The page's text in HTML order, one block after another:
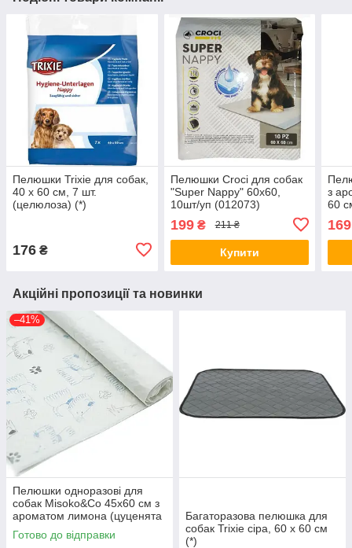
Пелюшки Trixie для собак,
40 x 60 см, 7 шт.
(целюлоза) (*)
176 ₴
Пелюшки Croci для собак
"Super Nappy" 60х60,
10шт/уп (012073)
199₴ 211 ₴
Купити
з
60
169
Акційні пропозиції та новинки
–41%
Пелюшки одноразові для
собак Misoko&Co 45х60 см з
ароматом лимона (цуценята
та лапки) 10 штук (63058)
Готово до відправки
Багаторазова пелюшка для
собак Trixie сіра, 60 х 60 см
(*)